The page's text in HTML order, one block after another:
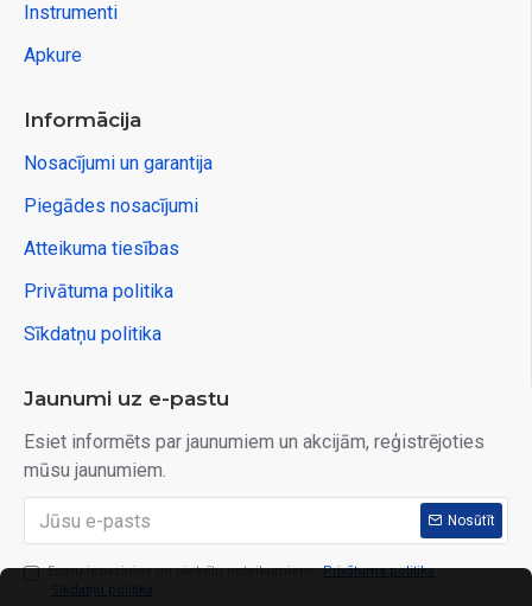
Instrumenti
Apkure
Informācija
Nosacījumi un garantija
Piegādes nosacījumi
Atteikuma tiesības
Privātuma politika
Sīkdatņu politika
Jaunumi uz e-pastu
Esiet informēts par jaunumiem un akcijām, reģistrējoties
mūsu jaunumiem.
Nosūtīt
Esmu iepazinies un piekrītu noteikumiem: Privātuma politika ,
Sīkdatņu politika